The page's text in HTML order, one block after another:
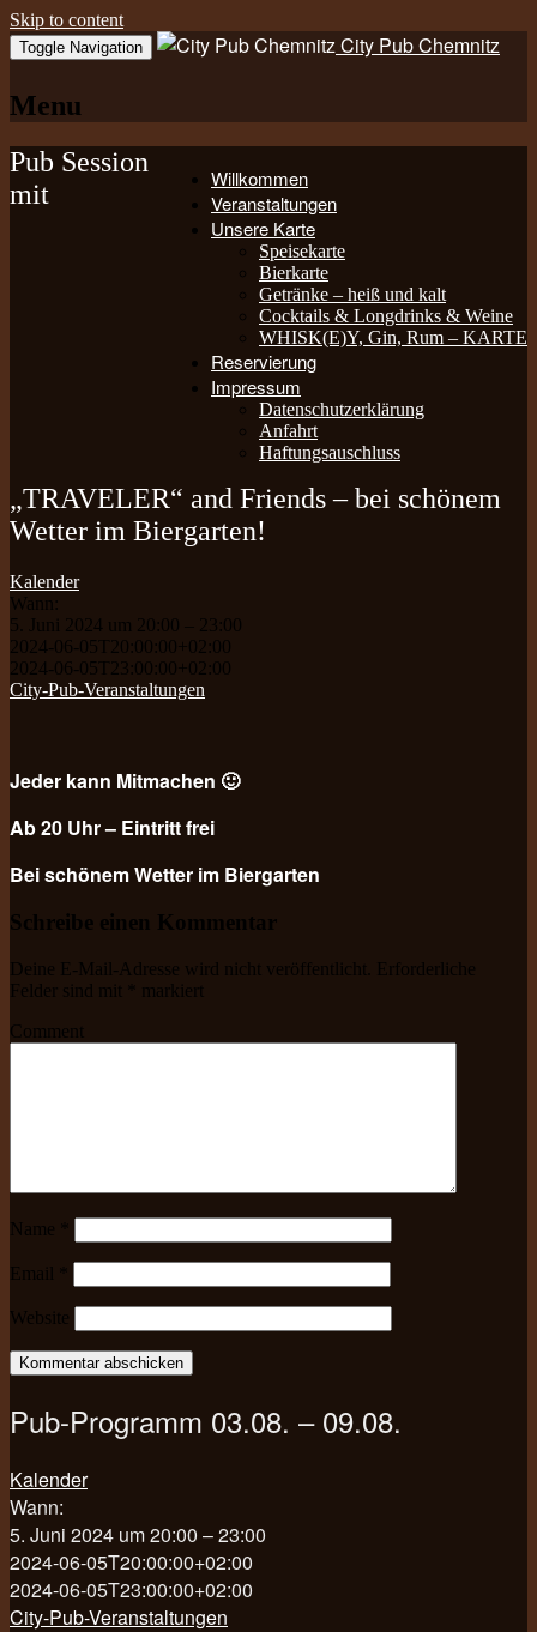
Skip to content
Toggle Navigation City Pub Chemnitz
Menu
Willkommen
Veranstaltungen
Unsere Karte
Speisekarte
Bierkarte
Getränke – heiß und kalt
Cocktails & Longdrinks & Weine
WHISK(E)Y, Gin, Rum – KARTE
Reservierung
Impressum
Datenschutzerklärung
Anfahrt
Haftungsauschluss
Pub Session
mit
„TRAVELER“ and Friends – bei schönem
Wetter im Biergarten!
Kalender
Wann:
5. Juni 2024 um 20:00 – 23:00
2024-06-05T20:00:00+02:00
2024-06-05T23:00:00+02:00
City-Pub-Veranstaltungen
Jeder kann Mitmachen 🙂
Ab 20 Uhr – Eintritt frei
Bei schönem Wetter im Biergarten
Schreibe einen Kommentar
Deine E-Mail-Adresse wird nicht veröffentlicht.
Erforderliche
Felder sind mit
markiert
Comment
Name
Email
Website
Pub-Programm 03.08. – 09.08.
Kalender
Wann:
5. Juni 2024 um 20:00 – 23:00
2024-06-05T20:00:00+02:00
2024-06-05T23:00:00+02:00
City-Pub-Veranstaltungen